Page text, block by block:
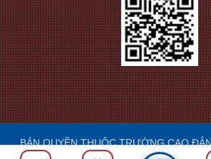
BẢN QUYỀN THUỘC TRƯỜNG CAO